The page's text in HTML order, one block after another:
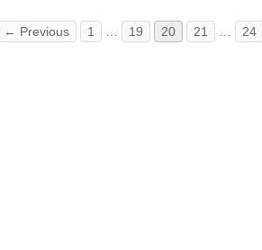
← Previous 1 19 20 21 24